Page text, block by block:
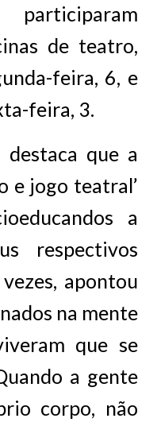
de teatro,
feira, 6, e
feira, 3.
destaca que a
e jogo teatral’
a
respectivos
apontou
na mente
que se
a gente
corpo, não